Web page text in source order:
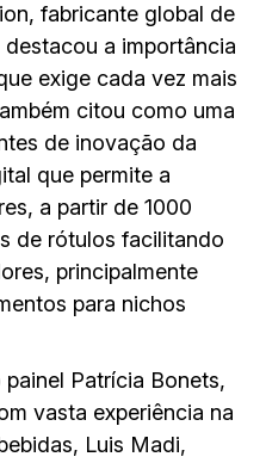
fabricante global de
a importância
exige cada vez mais
citou como uma
de inovação da
que permite a
a partir de 1000
de rótulos facilitando
principalmente
para nichos
Patrícia Bonets,
vasta experiência na
Luis Madi,